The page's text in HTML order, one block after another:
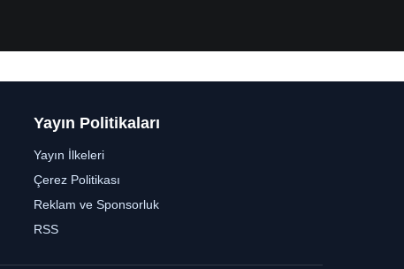
Yayın Politikaları
Yayın İlkeleri
Çerez Politikası
Reklam ve Sponsorluk
RSS